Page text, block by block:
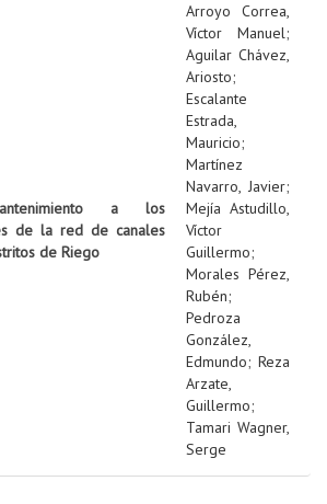
a los
de la red de canales
de Riego
Arroyo Correa,
Víctor Manuel;
Aguilar Chávez,
Ariosto;
Escalante
Estrada,
Mauricio;
Martínez
Navarro, Javier;
Mejía Astudillo,
Víctor
Guillermo;
Morales Pérez,
Rubén;
Pedroza
González,
Edmundo; Reza
Arzate,
Guillermo;
Tamari Wagner,
Serge